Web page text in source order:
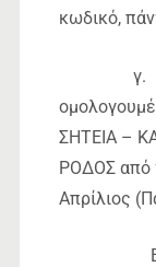
κωδικό,
γ. Την
ΣΗΤΕΙΑ –
ΡΟΔΟΣ από
Απρίλιος